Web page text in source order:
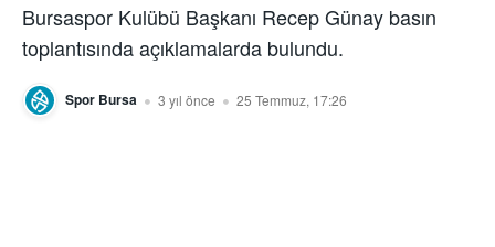
Bursaspor Kulübü Başkanı Recep Günay basın
toplantısında açıklamalarda bulundu.
Spor Bursa 3 yıl önce 25 Temmuz, 17:26